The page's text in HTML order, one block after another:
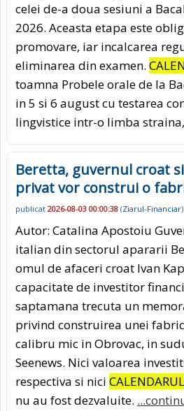
celei de-a doua sesiuni a
2026. Aceasta etapa este
promovare, iar incalcarea
eliminarea din examen.
toamna Probele orale de la
in 5 si 6 august cu testarea
lingvistice intr-o limba
Beretta, guvernul croat
privat vor construi o
publicat 2026-08-03 00:00:38 (Ziarul-Financiar)
Autor: Catalina Apostoiu
italian din sectorul apararii
omul de afaceri croat Ivan
capacitate de investitor
saptamana trecuta un
privind construirea unei
calibru mic in Obrovac, in
Seenews. Nici valoarea
respectiva si nici CALENDARUL
nu au fost dezvaluite.